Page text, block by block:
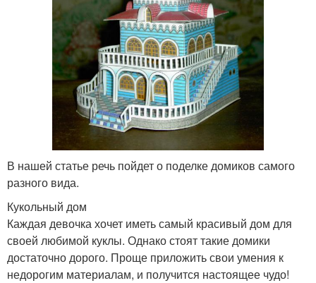
В нашей статье речь пойдет о поделке домиков самого
разного вида.
Кукольный дом
Каждая девочка хочет иметь самый красивый дом для
своей любимой куклы. Однако стоят такие домики
достаточно дорого. Проще приложить свои умения к
недорогим материалам, и получится настоящее чудо!